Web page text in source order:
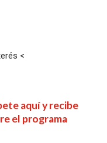
<
aquí y recibe
el programa